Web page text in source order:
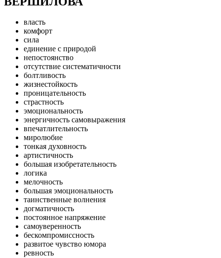
власть
комфорт
сила
единение с природой
непостоянство
отсутствие систематичности
болтливость
жизнестойкость
проницательность
страстность
эмоциональность
энергичность самовыражения
впечатлительность
миролюбие
тонкая духовность
артистичность
большая изобретательность
логика
мелочность
большая эмоциональность
таинственные волнения
догматичность
постоянное напряжение
самоуверенность
бескомпромиссность
развитое чувство юмора
ревность